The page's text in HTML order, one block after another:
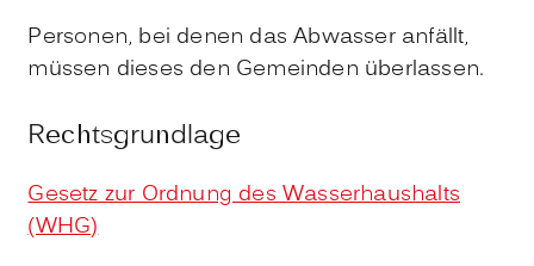
Personen, bei denen das Abwasser anfällt,
müssen dieses den Gemeinden überlassen.
Rechtsgrundlage
Gesetz zur Ordnung des Wasserhaushalts
(WHG)